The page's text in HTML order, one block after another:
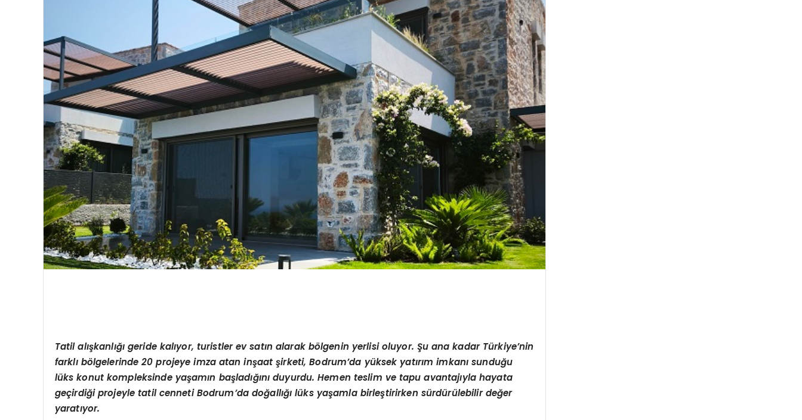
Tatil alışkanlığı geride kalıyor, turistler ev satın alarak bölgenin yerlisi oluyor. Şu ana kadar Türkiye’nin
farklı bölgelerinde 20 projeye imza atan inşaat şirketi, Bodrum’da yüksek yatırım imkanı sunduğu
lüks konut kompleksinde yaşamın başladığını duyurdu. Hemen teslim ve tapu avantajıyla hayata
geçirdiği projeyle tatil cenneti Bodrum’da doğallığı lüks yaşamla birleştirirken sürdürülebilir değer
yaratıyor.